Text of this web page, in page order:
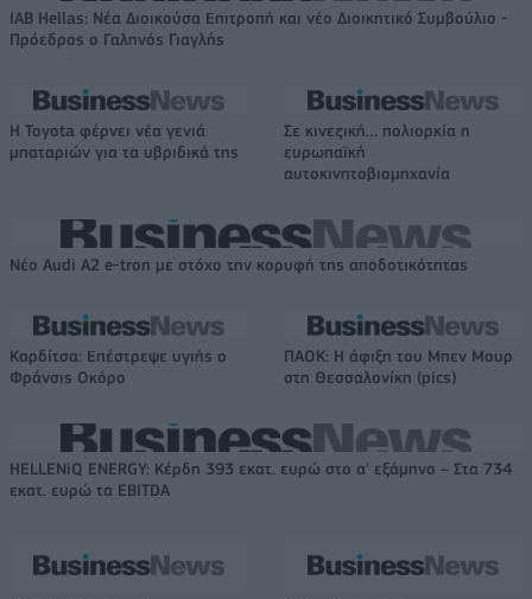
IAB Hellas: Νέα Διοικούσα Επιτροπή και νέο Διοικητικό Συμβούλιο -
Πρόεδρος ο Γαληνός Γιαγλής
Η Toyota φέρνει νέα γενιά
μπαταριών για τα υβριδικά της
Σε κινεζική… πολιορκία η
ευρωπαϊκή
αυτοκινητοβιομηχανία
Νέο Audi A2 e-tron με στόχο την κορυφή της αποδοτικότητας
Καρδίτσα: Επέστρεψε υγιής ο
Φράνσις Οκόρο
ΠΑΟΚ: Η άφιξη του Μπεν Μουρ
στη Θεσσαλονίκη (pics)
HELLENiQ ENERGY: Κέρδη 393 εκατ. ευρώ στο α' εξάμηνο – Στα 734
εκατ. ευρώ τα EBITDA